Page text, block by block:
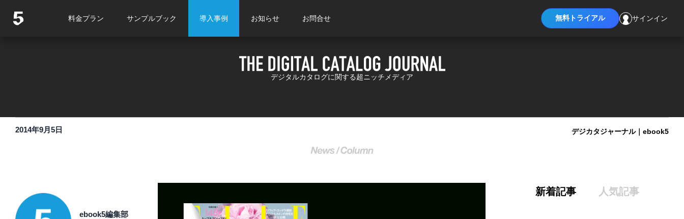
料金プラン サンプルブック 導入事例 お知らせ お問合せ 無料トライアル サインイン
デジタルカタログに関する超ニッチメディア
2014年9月5日 デジカタジャーナル｜ebook5
ebook5編集部
新着記事 人気記事